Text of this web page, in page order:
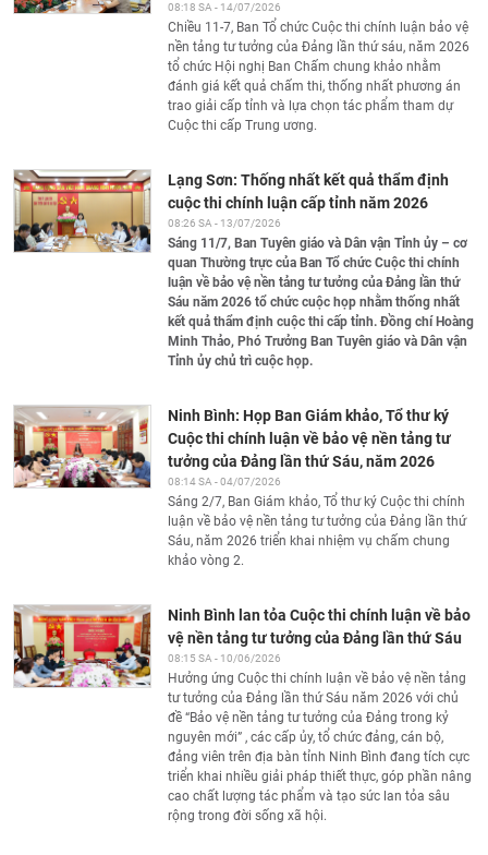
08:18 SA - 14/07/2026
Chiều 11-7, Ban Tổ chức Cuộc thi chính luận bảo vệ
nền tảng tư tưởng của Đảng lần thứ sáu, năm 2026
tổ chức Hội nghị Ban Chấm chung khảo nhằm
đánh giá kết quả chấm thi, thống nhất phương án
trao giải cấp tỉnh và lựa chọn tác phẩm tham dự
Cuộc thi cấp Trung ương.
Lạng Sơn: Thống nhất kết quả thẩm định
cuộc thi chính luận cấp tỉnh năm 2026
08:26 SA - 13/07/2026
Sáng 11/7, Ban Tuyên giáo và Dân vận Tỉnh ủy – cơ
quan Thường trực củaBan Tổ chức Cuộc thi chính
luận về bảo vệ nền tảng tư tưởng của Đảng lần thứ
Sáu năm 2026 tổ chức cuộc họp nhằm thống nhất
kết quả thẩm định cuộc thi cấp tỉnh.Đồng chíHoàng
Minh Thảo, Phó Trưởng Ban Tuyên giáo và Dân vận
Tỉnh ủy chủ trì cuộc họp.
Ninh Bình: Họp Ban Giám khảo, Tổ thư ký
Cuộc thi chính luận về bảo vệ nền tảng tư
tưởng của Đảng lần thứ Sáu, năm 2026
08:14 SA - 04/07/2026
Sáng 2/7, Ban Giám khảo, Tổ thư ký Cuộc thi chính
luận về bảo vệ nền tảng tư tưởng của Đảng lần thứ
Sáu, năm 2026 triển khai nhiệm vụ chấm chung
khảo vòng 2.
Ninh Bình lan tỏa Cuộc thi chính luận về bảo
vệ nền tảng tư tưởng của Đảng lần thứ Sáu
08:15 SA - 10/06/2026
Hưởng ứng Cuộc thi chính luận về bảo vệ nền tảng
tư tưởng của Đảng lần thứ Sáu năm 2026 với chủ
đề “Bảo vệ nền tảng tư tưởng của Đảng trong kỷ
nguyên mới” , các cấp ủy, tổ chức đảng, cán bộ,
đảng viên trên địa bàn tỉnh Ninh Bình đang tích cực
triển khai nhiều giải pháp thiết thực, góp phần nâng
cao chất lượng tác phẩm và tạo sức lan tỏa sâu
rộng trong đời sống xã hội.